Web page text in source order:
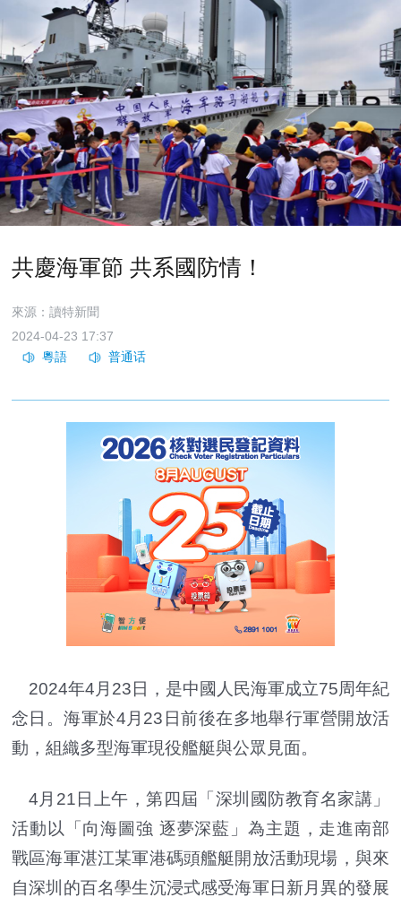
共慶海軍節 共系國防情！
來源：讀特新聞
2024-04-23 17:37
2024年4月23日，是中國人民海軍成立75周年紀
念日。海軍於4月23日前後在多地舉行軍營開放活
動，組織多型海軍現役艦艇與公眾見面。
4月21日上午，第四屆「深圳國防教育名家講」
活動以「向海圖強 逐夢深藍」為主題，走進南部
戰區海軍湛江某軍港碼頭艦艇開放活動現場，與來
自深圳的百名學生沉浸式感受海軍日新月異的發展